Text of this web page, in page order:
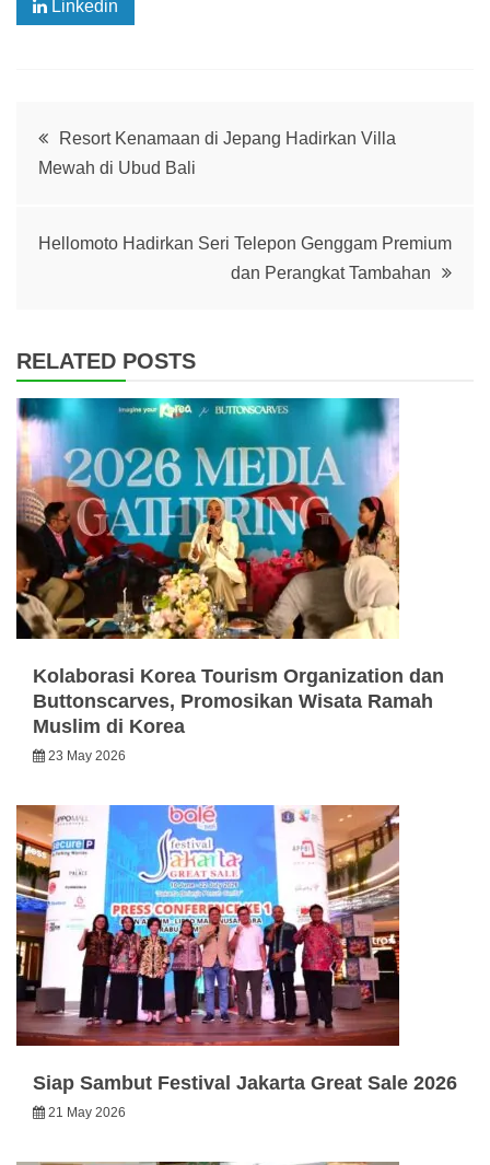
Linkedin
PostResort Kenamaan di Jepang Hadirkan Villa
Mewah di Ubud Bali
Hellomoto Hadirkan Seri Telepon Genggam Premium
dan Perangkat Tambahan
RELATED POSTS
Kolaborasi Korea Tourism Organization dan
Buttonscarves, Promosikan Wisata Ramah
Muslim di Korea
23 May 2026
Siap Sambut Festival Jakarta Great Sale 2026
21 May 2026